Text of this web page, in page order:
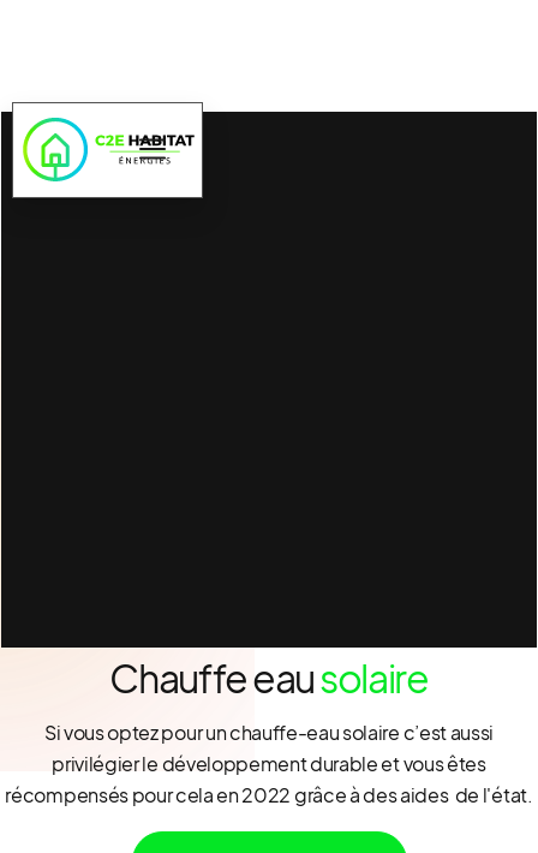
Chauffe eausolaire
Si vous optez pour un chauffe-eau solaire c’est aussi
privilégier le développement durable et vous êtes
récompensés pour cela en 2022 grâce à des aides de l'état.